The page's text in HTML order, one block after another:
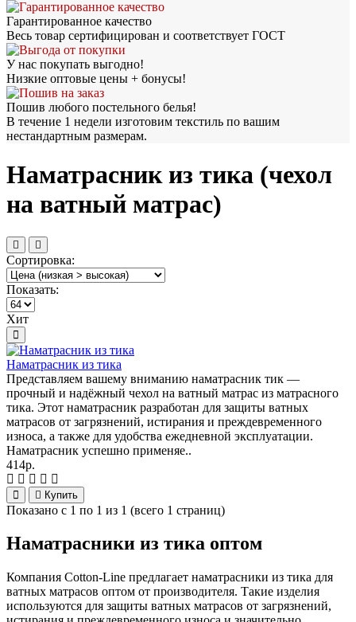
Гарантированное качество
Весь товар сертифицирован и соответствует ГОСТ
У нас покупать выгодно!
Низкие оптовые цены + бонусы!
Пошив любого постельного белья!
В течение 1 недели изготовим текстиль по вашим
нестандартным размерам.
Наматрасник из тика (чехол
на ватный матрас)
Сортировка:
Показать:
Хит
Наматрасник из тика
Представляем вашему вниманию наматрасник тик —
прочный и надёжный чехол на ватный матрас из матрасного
тика. Этот наматрасник разработан для защиты ватных
матрасов от загрязнений, истирания и преждевременного
износа, а также для удобства ежедневной эксплуатации.
Наматрасник успешно применяе..
414р.
Купить
Показано с 1 по 1 из 1 (всего 1 страниц)
Наматрасники из тика оптом
Компания Cotton-Line предлагает наматрасники из тика для
ватных матрасов оптом от производителя. Такие изделия
используются для защиты ватных матрасов от загрязнений,